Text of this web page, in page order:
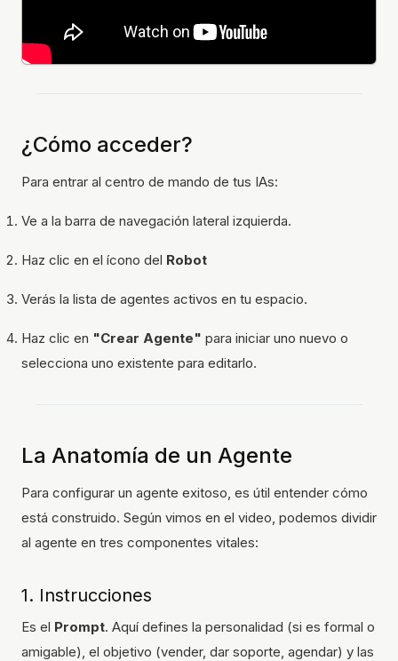
¿Cómo acceder?
Para entrar al centro de mando de tus IAs:
Ve a la barra de navegación lateral izquierda.
Haz clic en el ícono del Robot
Verás la lista de agentes activos en tu espacio.
Haz clic en "Crear Agente" para iniciar uno nuevo o
selecciona uno existente para editarlo.
La Anatomía de un Agente
Para configurar un agente exitoso, es útil entender cómo
está construido. Según vimos en el video, podemos dividir
al agente en tres componentes vitales:
1. Instrucciones
Es el Prompt. Aquí defines la personalidad (si es formal o
amigable), el objetivo (vender, dar soporte, agendar) y las